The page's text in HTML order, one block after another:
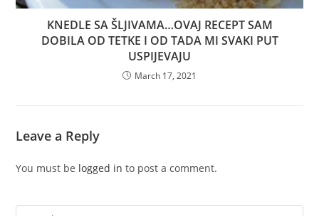
KNEDLE SA ŠLJIVAMA…OVAJ RECEPT SAM
DOBILA OD TETKE I OD TADA MI SVAKI PUT
USPIJEVAJU
March 17, 2021
Leave a Reply
You must be logged in to post a comment.